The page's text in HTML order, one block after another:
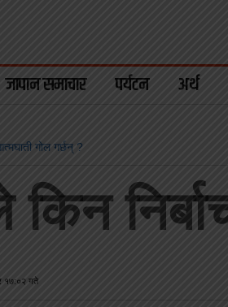
जापान समाचार पर्यटन अर्थ
गोल गर्छन् ?
१७:०२ गते